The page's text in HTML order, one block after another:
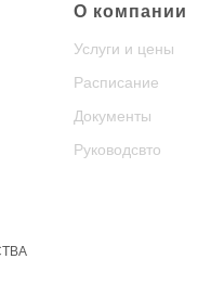
О компании
Услуги и цены
Расписание
Документы
Руководсвто